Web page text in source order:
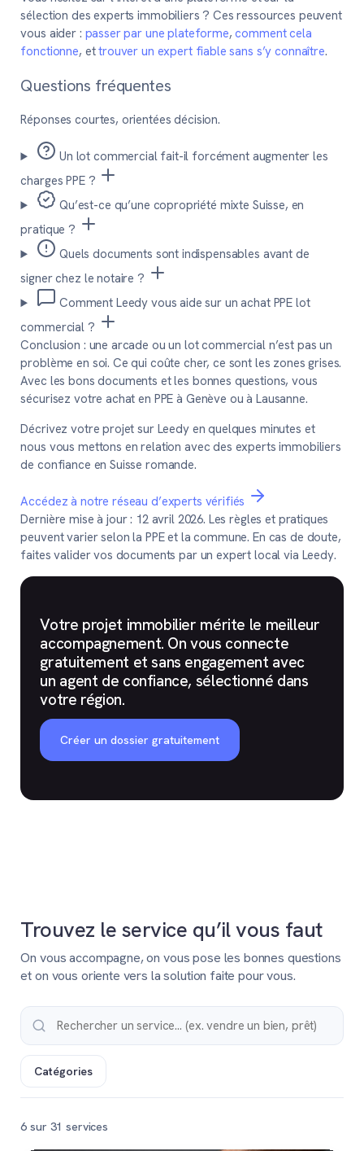
sélection des experts immobiliers ? Ces ressources peuvent
vous aider : passer par une plateforme,comment cela
fonctionne, ettrouver un expert fiable sans s’y connaître.
Questions fréquentes
Réponses courtes, orientées décision.
Un lot commercial fait-il forcément augmenter les
charges PPE ?
Qu’est-ce qu’une copropriété mixte Suisse, en
pratique ?
Quels documents sont indispensables avant de
signer chez le notaire ?
Comment Leedy vous aide sur un achat PPE lot
commercial ?
Conclusion : une arcade ou un lot commercial n’est pas un
problème en soi. Ce qui coûte cher, ce sont les zones grises.
Avec les bons documents et les bonnes questions, vous
sécurisez votre achat en PPE à Genève ou à Lausanne.
Décrivez votre projet sur Leedy en quelques minutes et
nous vous mettons en relation avec des experts immobiliers
de confiance en Suisse romande.
Accédez à notre réseau d’experts vérifiés
Dernière mise à jour : 12 avril 2026. Les règles et pratiques
peuvent varier selon la PPE et la commune. En cas de doute,
faites valider vos documents par un expert local via Leedy.
Votre projet immobilier mérite le meilleur
accompagnement. On vous connecte
gratuitement et sans engagement avec
un agent de confiance, sélectionné dans
votre région.
Créer un dossier gratuitement
Trouvez le service qu’il vous faut
On vous accompagne, on vous pose les bonnes questions
et on vous oriente vers la solution faite pour vous.
Catégories
6 sur 31 services